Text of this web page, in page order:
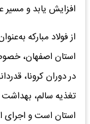
افزایش یابد و مسیر
از فولاد مبارکه
استان اصفهان،
در دوران کرونا،
تغذیه سالم، بهداشت
استان است و اجرای